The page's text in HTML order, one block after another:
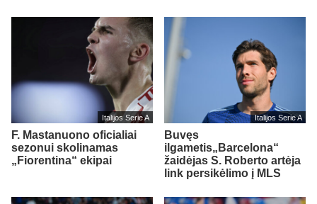
Italijos Serie A
F. Mastanuono oficialiai
sezonui skolinamas
„Fiorentina“ ekipai
Italijos Serie A
Buvęs
ilgametis„Barcelona“
žaidėjas S. Roberto artėja
link persikėlimo į MLS